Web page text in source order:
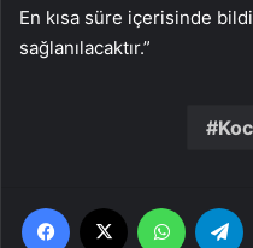
En kısa süre içerisinde
sağlanılacaktır.”
Facebook WhatsApp